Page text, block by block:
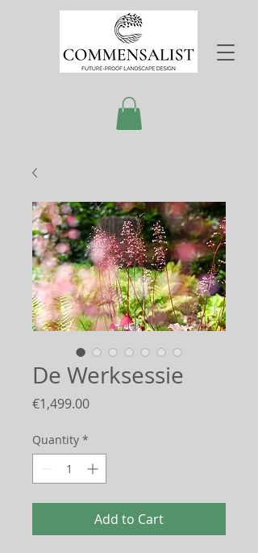
De Werksessie
€1,499.00Price
Quantity *
Add to Cart